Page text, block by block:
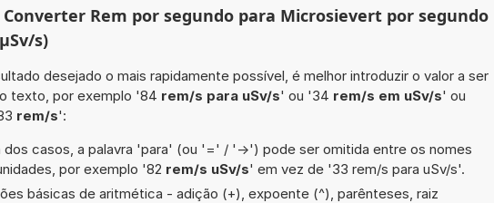
Converter Rem por segundo para Microsievert por segundo
s)
desejado o mais rapidamente possível, é melhor introduzir o valor a ser
texto, por exemplo '84 rem/s para uSv/s' ou '34 rem/s em uSv/s' ou
rem/s':
dos casos, a palavra 'para' (ou '=' / '->') pode ser omitida entre os nomes
por exemplo '82 rem/s uSv/s' em vez de '33 rem/s para uSv/s'.
básicas de aritmética - adição (+), expoente (^), parênteses, raiz